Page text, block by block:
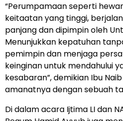
“Perumpamaan seperti
keitaatan yang tinggi,
panjang dan dipimpin oleh
Menunjukkan kepatuhan
pemimpin dan menjaga
keinginan untuk mendahului
kesabaran”, demikian Ibu
amanatnya dengan sebuah
Di dalam acara Ijtima LI dan